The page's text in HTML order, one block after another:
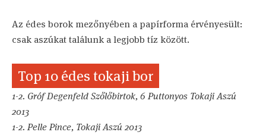
Az édes borok mezőnyében a papírforma érvényesült:
csak aszúkat találunk a legjobb tíz között.
Top 10 édes tokaji bor
1-2. Gróf Degenfeld Szőlőbirtok, 6 Puttonyos Tokaji Aszú
2013
1-2. Pelle Pince, Tokaji Aszú 2013